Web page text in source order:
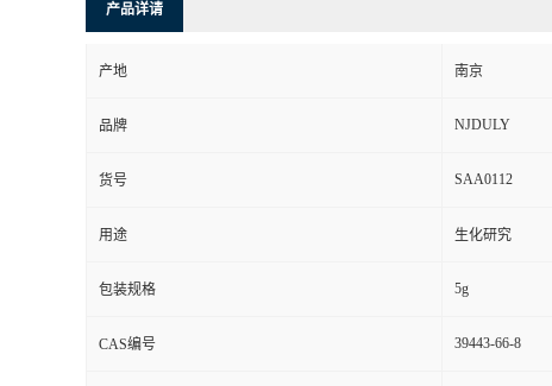
产品详请
产地 南京
品牌 NJDULY
货号 SAA0112
用途 生化研究
包装规格 5g
CAS编号 39443-66-8